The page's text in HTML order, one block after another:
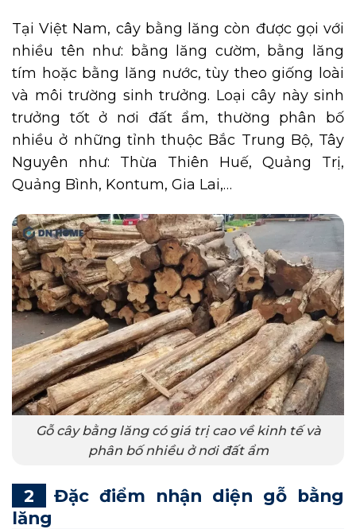
Tại Việt Nam, cây bằng lăng còn được gọi với
nhiều tên như: bằng lăng cườm, bằng lăng
tím hoặc bằng lăng nước, tùy theo giống loài
và môi trường sinh trưởng. Loại cây này sinh
trưởng tốt ở nơi đất ẩm, thường phân bố
nhiều ở những tỉnh thuộc Bắc Trung Bộ, Tây
Nguyên như: Thừa Thiên Huế, Quảng Trị,
Quảng Bình, Kontum, Gia Lai,…
Gỗ cây bằng lăng có giá trị cao về kinh tế và
phân bố nhiều ở nơi đất ẩm
Đặc điểm nhận diện gỗ bằng
lăng